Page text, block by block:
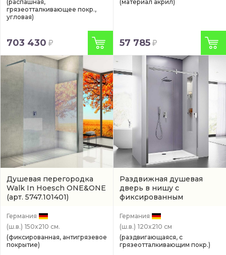
(распашная,
грязеотталкивающее покр.,
угловая)
703 430
(материал акрил)
57 785
Душевая перегородка
Walk In Hoesch ONE&ONE
(арт. 5747.101401)
Германия
(ш.в.) 150x210 см.
(фиксированная, антигрязевое
покрытие)
Раздвижная душевая
дверь в нишу с
фиксированным
хром(9228212.101401)
Германия
(ш.в.) 120x210 см
(раздвигающаяся, с
грязеотталкивающим покр.)